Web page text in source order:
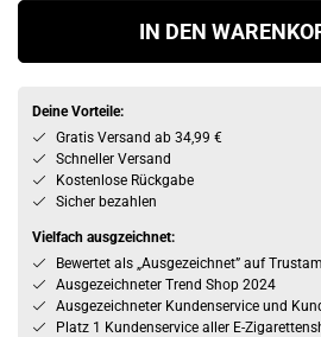
IN DEN
Deine Vorteile:
Gratis Versand ab 34,99 €
Schneller Versand
Kostenlose Rückgabe
Sicher bezahlen
Vielfach ausgzeichnet:
Bewertet als „Ausgezeichnet” auf
Ausgezeichneter Trend Shop 2024
Ausgezeichneter Kundenservice und
Platz 1 Kundenservice aller E-